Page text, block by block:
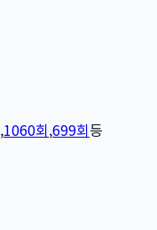
,1060회,699회등